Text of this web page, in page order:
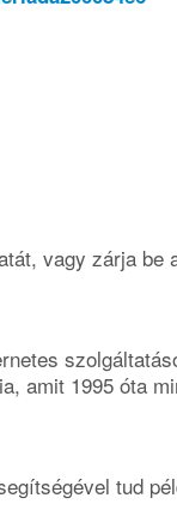
vagy zárja be
amit 1995 óta
tud